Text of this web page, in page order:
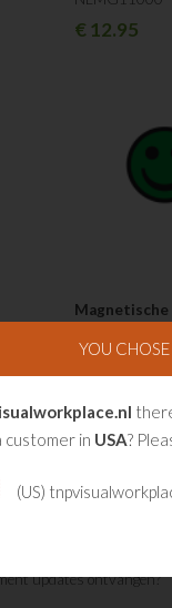
€12.95
Magnetische
updates ontvangen?
YOU CHOSE
customer in USA?
(US)